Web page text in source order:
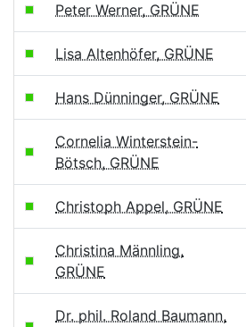
Peter Werner, GRÜNE
Lisa Altenhöfer, GRÜNE
Hans Dünninger, GRÜNE
Cornelia Winterstein-
Bötsch, GRÜNE
Christoph Appel, GRÜNE
Christina Männling,
GRÜNE
Dr. phil. Roland Baumann,